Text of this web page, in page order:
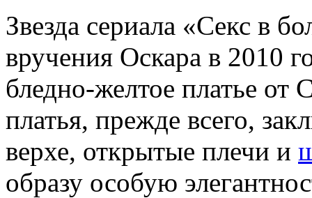
Звезда сериала «Секс в
вручения Оскара в 2010
бледно-желтое платье от
платья, прежде всего,
верхе, открытые плечи и
образу особую